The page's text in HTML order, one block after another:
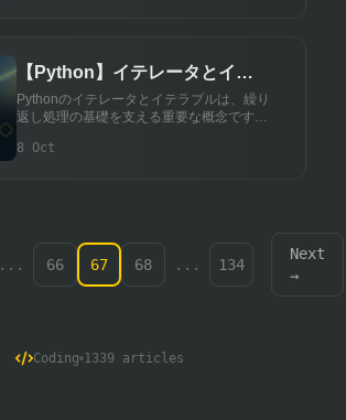
【Python】イテレータとイテ
ラブルについて - 繰り返し処理
の基本
Pythonのイテレータとイテラブルは、繰り
返し処理の基礎を支える重要な概念です。
違い、使い方、カスタムイテレータの作り
8 Oct
... 66 67 68 ... 134
Next
→
Coding 1339 articles